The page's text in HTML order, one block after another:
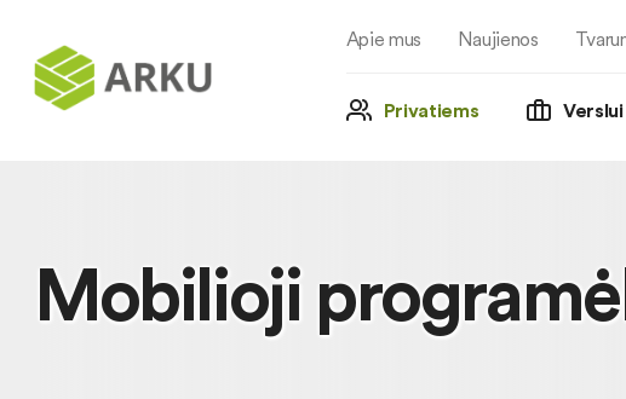
Apie mus Naujienos
Privatiems Verslui
Mobilioji